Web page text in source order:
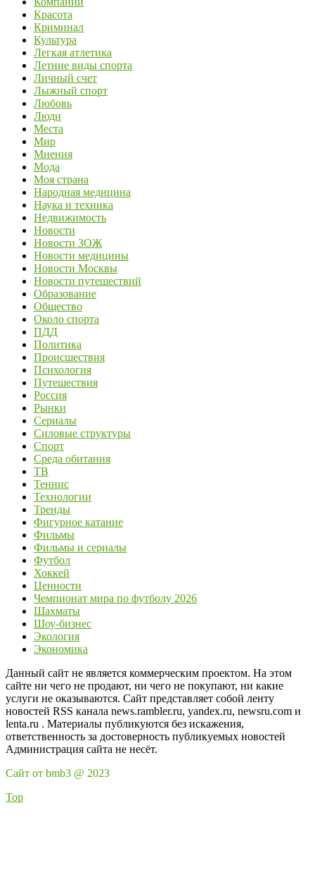
Красота
Криминал
Культура
Легкая атлетика
Летние виды спорта
Личный счет
Лыжный спорт
Любовь
Люди
Места
Мир
Мнения
Мода
Моя страна
Народная медицина
Наука и техника
Недвижимость
Новости
Новости ЗОЖ
Новости медицины
Новости Москвы
Новости путешествий
Образование
Общество
Около спорта
ПДД
Политика
Происшествия
Психология
Путешествия
Россия
Рынки
Сериалы
Силовые структуры
Спорт
Среда обитания
ТВ
Теннис
Технологии
Тренды
Фигурное катание
Фильмы
Фильмы и сериалы
Футбол
Хоккей
Ценности
Чемпионат мира по футболу 2026
Шахматы
Шоу-бизнес
Экология
Экономика
Данный сайт не является коммерческим проектом. На этом
сайте ни чего не продают, ни чего не покупают, ни какие
услуги не оказываются. Сайт представляет собой ленту
новостей RSS канала news.rambler.ru, yandex.ru, newsru.com и
lenta.ru . Материалы публикуются без искажения,
ответственность за достоверность публикуемых новостей
Администрация сайта не несёт.
Сайт от bmb3 @ 2023
Top